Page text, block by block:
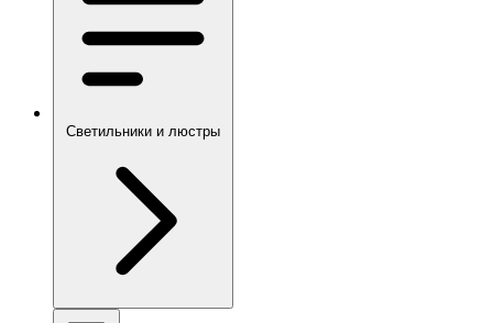
Светильники и люстры